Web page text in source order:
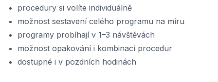
procedury si volíte individuálně
možnost sestavení celého programu na míru
programy probíhají v 1–3 návštěvách
možnost opakování i kombinací procedur
dostupné i v pozdních hodinách